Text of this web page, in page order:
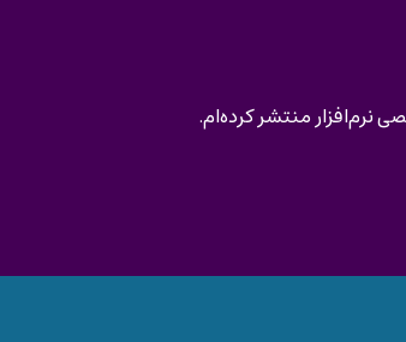
نرم‌افزار منتشر کرده‌ام.